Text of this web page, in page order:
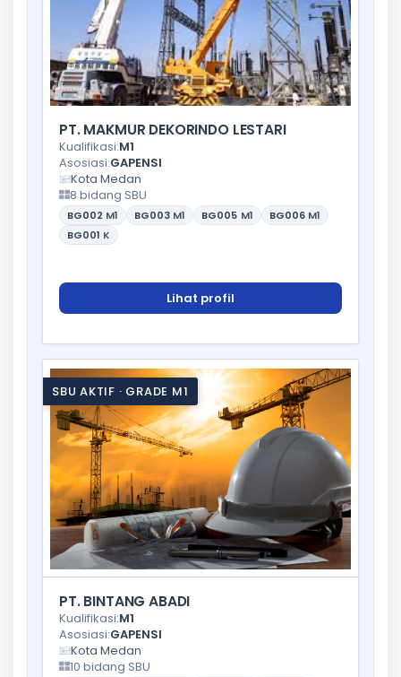
PT. MAKMUR DEKORINDO LESTARI
Kualifikasi:M1
Asosiasi:GAPENSI
Kota Medan
8 bidang SBU
BG002 M1 BG003 M1 BG005 M1 BG006 M1
BG001 K
Lihat profil
SBU AKTIF · GRADE M1
PT. BINTANG ABADI
Kualifikasi:M1
Asosiasi:GAPENSI
Kota Medan
10 bidang SBU